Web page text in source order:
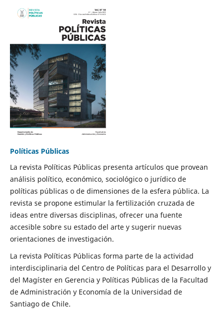
Políticas Públicas
La revista Políticas Públicas presenta artículos que provean
análisis político, económico, sociológico o jurídico de
políticas públicas o de dimensiones de la esfera pública. La
revista se propone estimular la fertilización cruzada de
ideas entre diversas disciplinas, ofrecer una fuente
accesible sobre su estado del arte y sugerir nuevas
orientaciones de investigación.
La revista Políticas Públicas forma parte de la actividad
interdisciplinaria del Centro de Políticas para el Desarrollo y
del Magíster en Gerencia y Políticas Públicas de la Facultad
de Administración y Economía de la Universidad de
Santiago de Chile.